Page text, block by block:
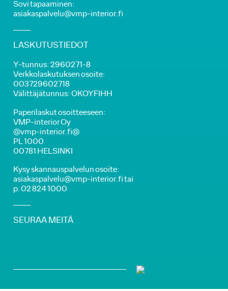
Sovi tapaaminen:
asiakaspalvelu@vmp-interior.fi
LASKUTUSTIEDOT
Y-tunnus: 2960271-8
Verkkolaskutuksen osoite:
003729602718
Välittäjätunnus: OKOYFIHH
Paperilaskut osoitteeseen:
VMP-interior Oy
@vmp-interior.fi@
PL 1000
00781 HELSINKI
Kysy skannauspalvelun osoite:
asiakaspalvelu@vmp-interior.fi tai
p. 02 824 1000
SEURAA MEITÄ